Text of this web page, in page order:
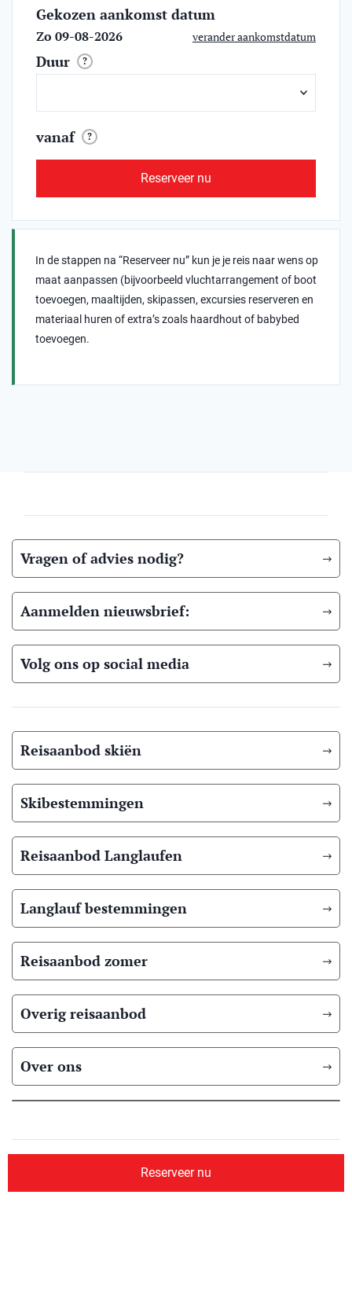
Gekozen aankomst datum
Zo 09-08-2026 verander aankomstdatum
Duur ?
vanaf ?
Reserveer nu
In de stappen na “Reserveer nu” kun je je reis naar wens op
maat aanpassen (bijvoorbeeld vluchtarrangement of boot
toevoegen, maaltijden, skipassen, excursies reserveren en
materiaal huren of extra’s zoals haardhout of babybed
toevoegen.
Reserveer nu
Vragen of advies nodig?
Aanmelden nieuwsbrief:
Volg ons op social media
Reisaanbod skiën
Skibestemmingen
Reisaanbod Langlaufen
Langlauf bestemmingen
Reisaanbod zomer
Overig reisaanbod
Over ons
© 2026 Scandic Booking
Algemene voorwaarden
Privacyverklaring